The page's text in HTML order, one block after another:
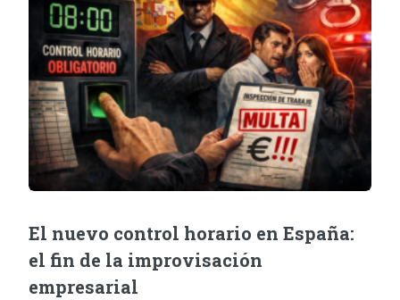
El nuevo control horario en España:
el fin de la improvisación
empresarial